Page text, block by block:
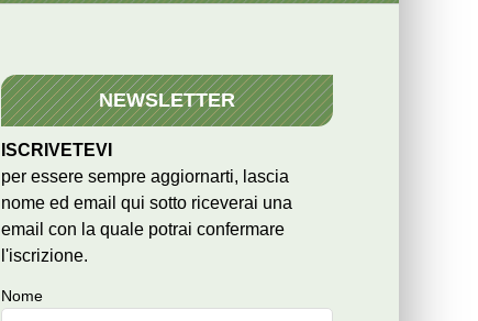
NEWSLETTER
ISCRIVETEVI
per essere sempre aggiornarti, lascia
nome ed email qui sotto riceverai una
email con la quale potrai confermare
l'iscrizione.
Nome